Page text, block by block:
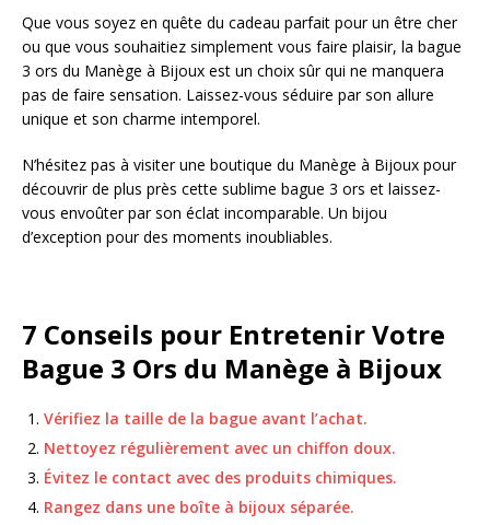
Que vous soyez en quête du cadeau parfait pour un être cher
ou que vous souhaitiez simplement vous faire plaisir, la bague
3 ors du Manège à Bijoux est un choix sûr qui ne manquera
pas de faire sensation. Laissez-vous séduire par son allure
unique et son charme intemporel.
N’hésitez pas à visiter une boutique du Manège à Bijoux pour
découvrir de plus près cette sublime bague 3 ors et laissez-
vous envoûter par son éclat incomparable. Un bijou
d’exception pour des moments inoubliables.
7 Conseils pour Entretenir Votre
Bague 3 Ors du Manège à Bijoux
Vérifiez la taille de la bague avant l’achat.
Nettoyez régulièrement avec un chiffon doux.
Évitez le contact avec des produits chimiques.
Rangez dans une boîte à bijoux séparée.